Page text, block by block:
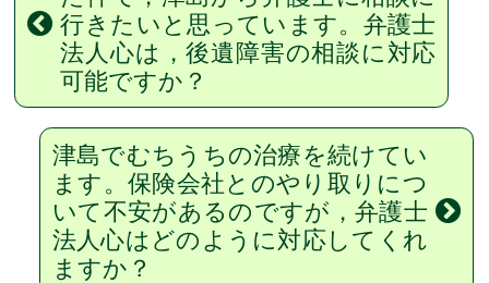
行きたいと思っています。弁護士
法人心は，後遺障害の相談に対応
可能ですか？
津島でむちうちの治療を続けてい
ます。保険会社とのやり取りにつ
いて不安があるのですが，弁護士
法人心はどのように対応してくれ
ますか？